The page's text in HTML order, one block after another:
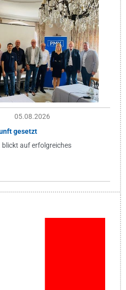
05.08.2026
gesetzt
blickt auf erfolgreiches